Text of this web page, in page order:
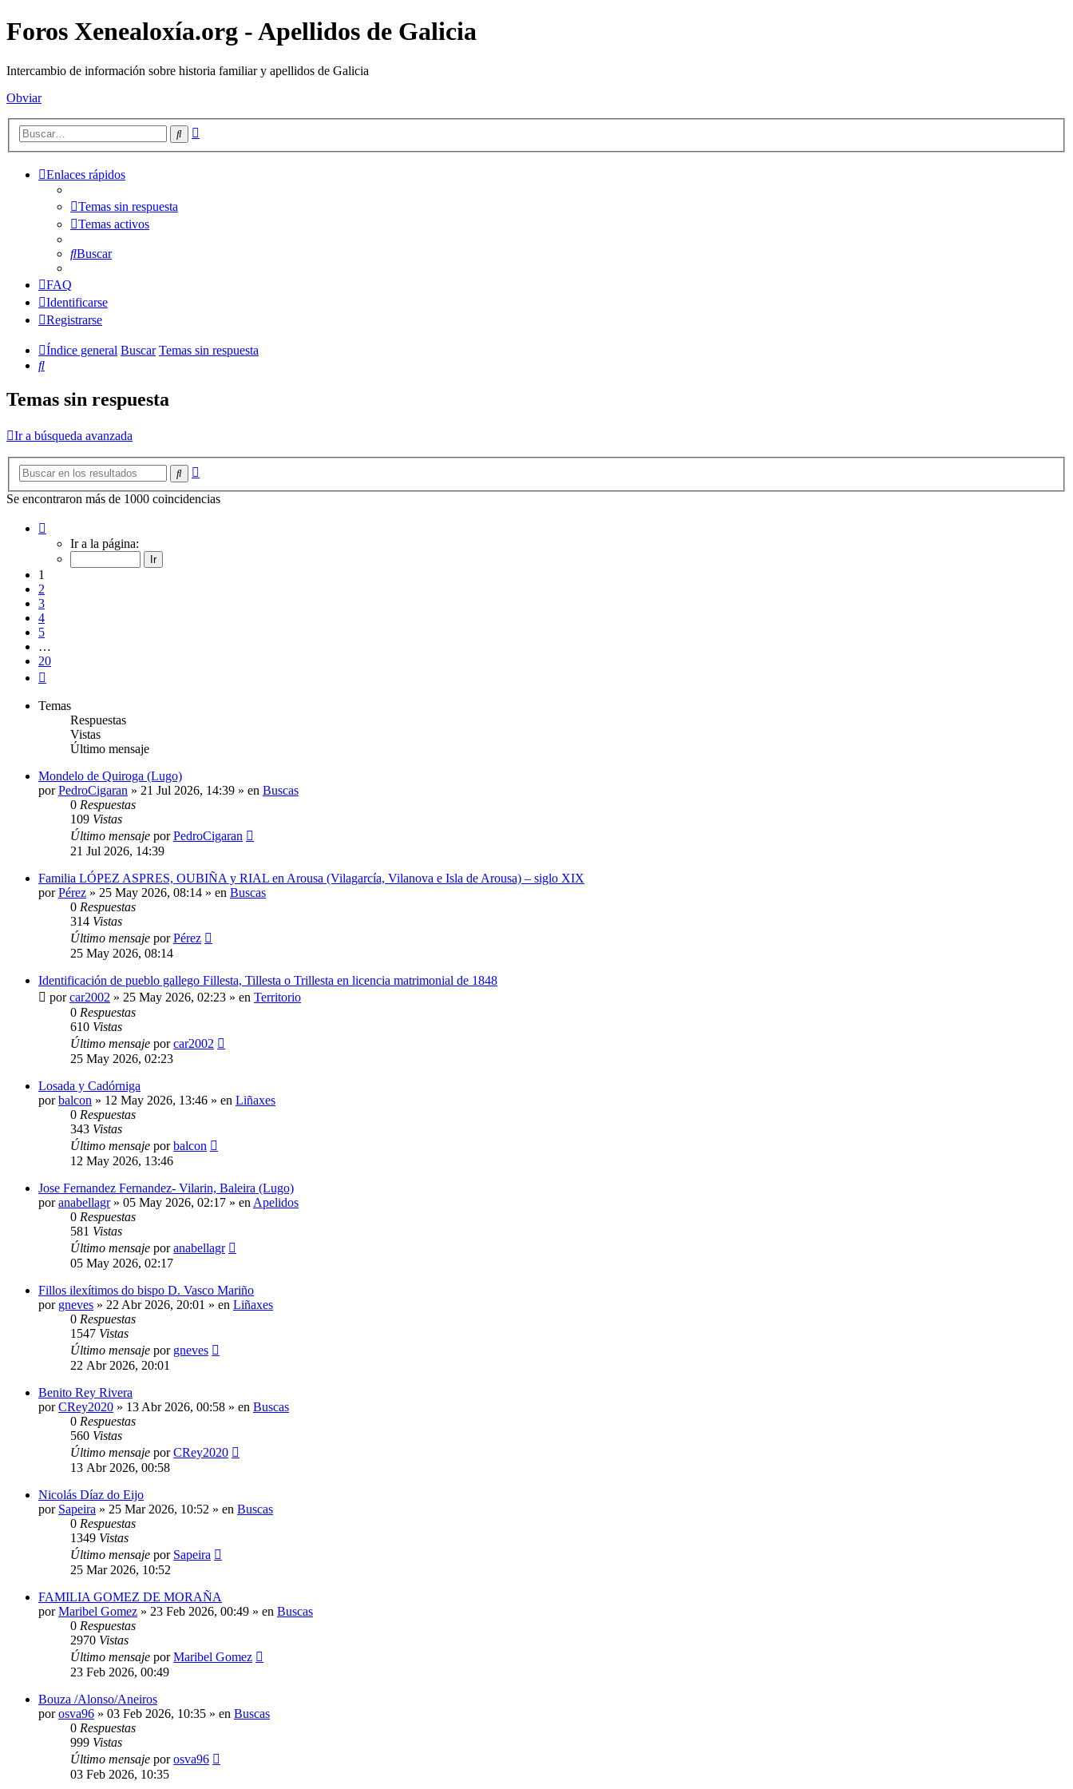
Foros Xenealoxía.org - Apellidos de Galicia
Intercambio de información sobre historia familiar y apellidos de Galicia
Obviar
Buscar
Enlaces rápidos
Temas sin respuesta
Temas activos
Buscar
FAQ
Identificarse
Registrarse
Índice general Buscar Temas sin respuesta
Buscar
Temas sin respuesta
Ir a búsqueda avanzada
Buscar
Se encontraron más de 1000 coincidencias
Ir a la página:
1
2
3
4
5
…
20
Temas
Respuestas
Vistas
Último mensaje
Mondelo de Quiroga (Lugo)
porPedroCigaran » 21 Jul 2026, 14:39 » en Buscas
0 Respuestas
109 Vistas
Último mensaje porPedroCigaran
21 Jul 2026, 14:39
Familia LÓPEZ ASPRES, OUBIÑA y RIAL en Arousa (Vilagarcía, Vilanova e Isla de Arousa) – siglo XIX
porPérez » 25 May 2026, 08:14 » en Buscas
0 Respuestas
314 Vistas
Último mensaje porPérez
25 May 2026, 08:14
Identificación de pueblo gallego Fillesta, Tillesta o Trillesta en licencia matrimonial de 1848
porcar2002 » 25 May 2026, 02:23 » en Territorio
0 Respuestas
610 Vistas
Último mensaje porcar2002
25 May 2026, 02:23
Losada y Cadórniga
porbalcon » 12 May 2026, 13:46 » en Liñaxes
0 Respuestas
343 Vistas
Último mensaje porbalcon
12 May 2026, 13:46
Jose Fernandez Fernandez- Vilarin, Baleira (Lugo)
poranabellagr» 05 May 2026, 02:17 » en Apelidos
0 Respuestas
581 Vistas
Último mensaje poranabellagr
05 May 2026, 02:17
Fillos ilexítimos do bispo D. Vasco Mariño
por gneves » 22 Abr 2026, 20:01 » en Liñaxes
0 Respuestas
1547 Vistas
Último mensaje por gneves
22 Abr 2026, 20:01
Benito Rey Rivera
porCRey2020 » 13 Abr 2026, 00:58 » en Buscas
0 Respuestas
560 Vistas
Último mensaje porCRey2020
13 Abr 2026, 00:58
Nicolás Díaz do Eijo
por Sapeira » 25 Mar 2026, 10:52 » en Buscas
0 Respuestas
1349 Vistas
Último mensaje por Sapeira
25 Mar 2026, 10:52
FAMILIA GOMEZ DE MORAÑA
porMaribel Gomez » 23 Feb 2026, 00:49 » en Buscas
0 Respuestas
2970 Vistas
Último mensaje porMaribel Gomez
23 Feb 2026, 00:49
Bouza /Alonso/Aneiros
porosva96 » 03 Feb 2026, 10:35 » en Buscas
0 Respuestas
999 Vistas
Último mensaje porosva96
03 Feb 2026, 10:35